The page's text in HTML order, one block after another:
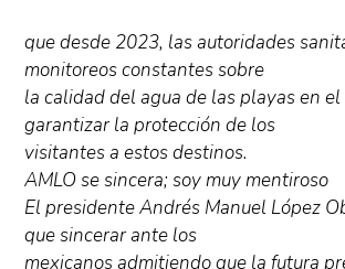
que desde 2023, las autoridades
monitoreos constantes sobre
la calidad del agua de las playas en el
garantizar la protección de los
visitantes a estos destinos.
AMLO se sincera; soy muy mentiroso
El presidente Andrés Manuel López
que sincerar ante los
mexicanos admitiendo que la futura